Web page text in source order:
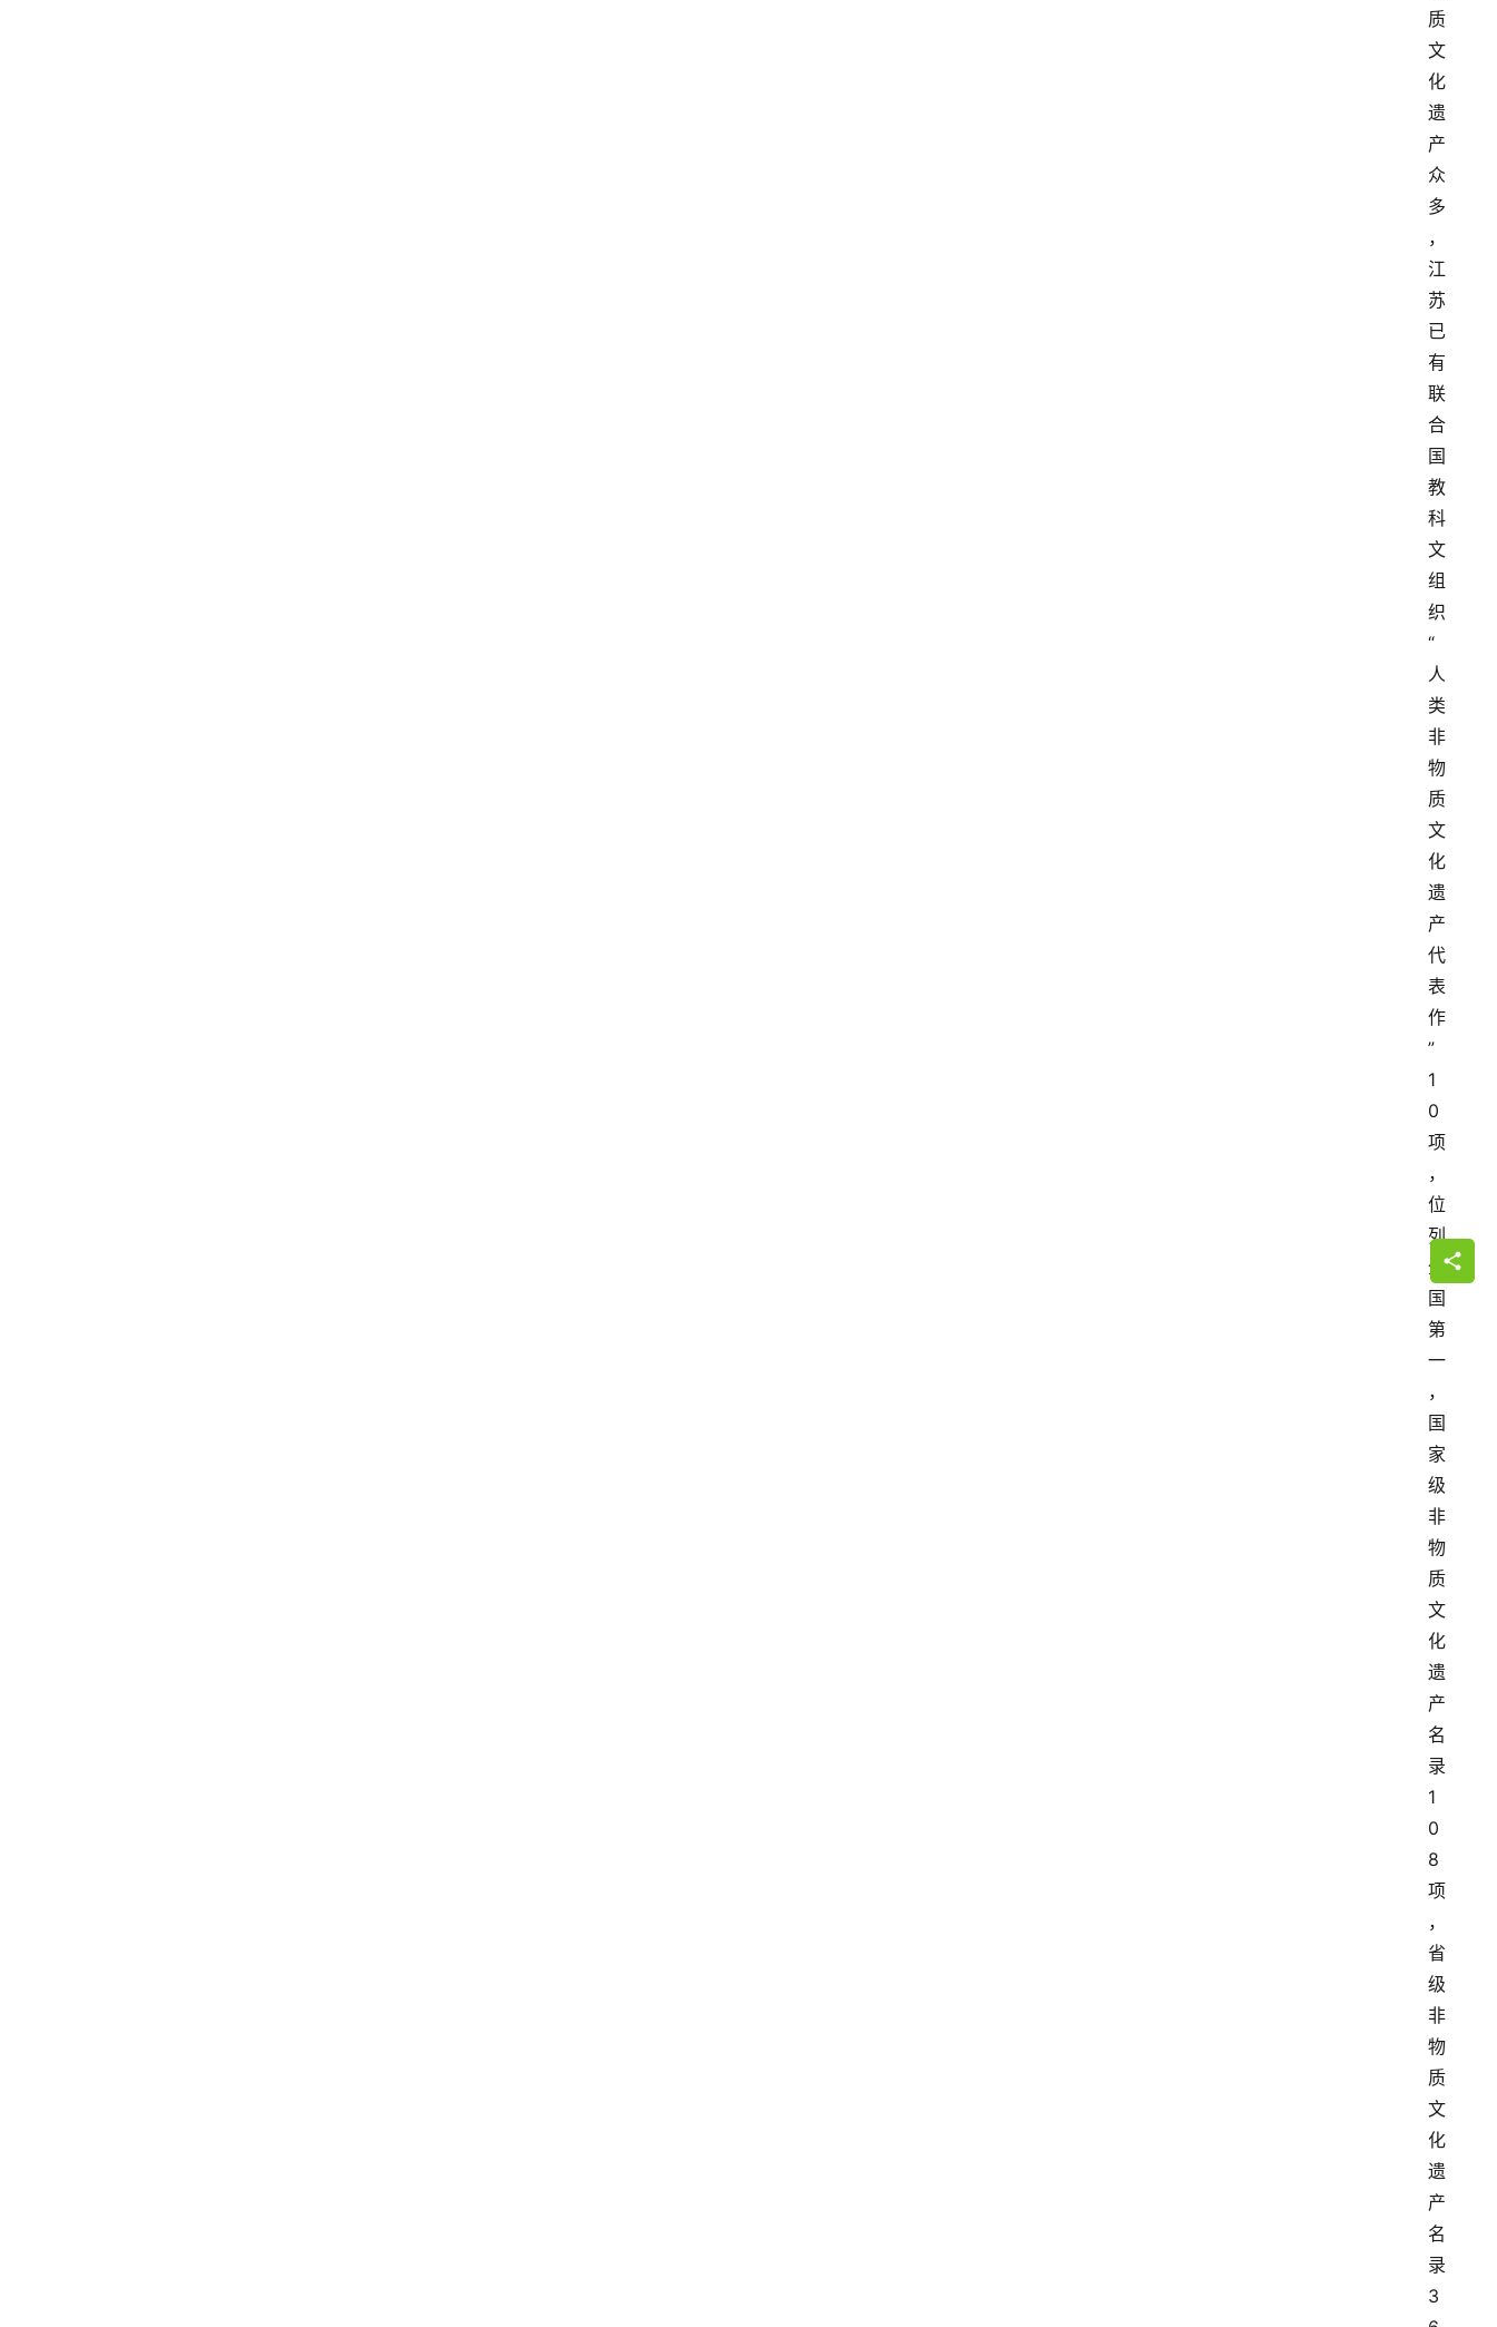
质
文
化
遗
产
众
多
，
江
苏
已
有
联
合
国
教
科
文
组
织
“
人
类
非
物
质
文
化
遗
产
代
表
作
”
1
0
项
，
位
列
全
国
第
一
，
国
家
级
非
物
质
文
化
遗
产
名
录
1
0
8
项
，
省
级
非
物
质
文
化
遗
产
名
录
3